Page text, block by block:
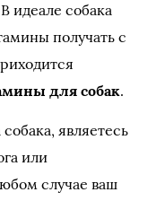
идеале собака
получать с
для собак.
являетесь
или
случае ваш